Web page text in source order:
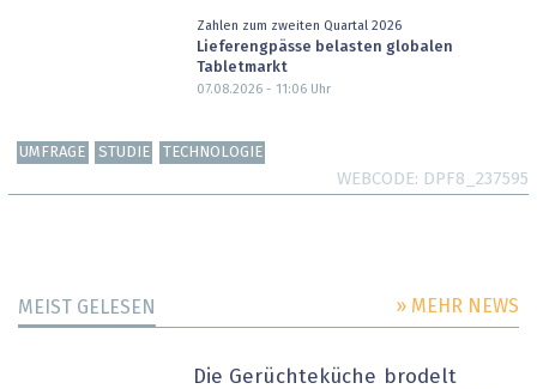
Zahlen zum zweiten Quartal 2026
Lieferengpässe belasten globalen
Tabletmarkt
07.08.2026 - 11:06Uhr
UMFRAGE STUDIE TECHNOLOGIE
WEBCODE DPF8_237595
MEIST GELESEN » MEHR NEWS
Die Gerüchteküche brodelt